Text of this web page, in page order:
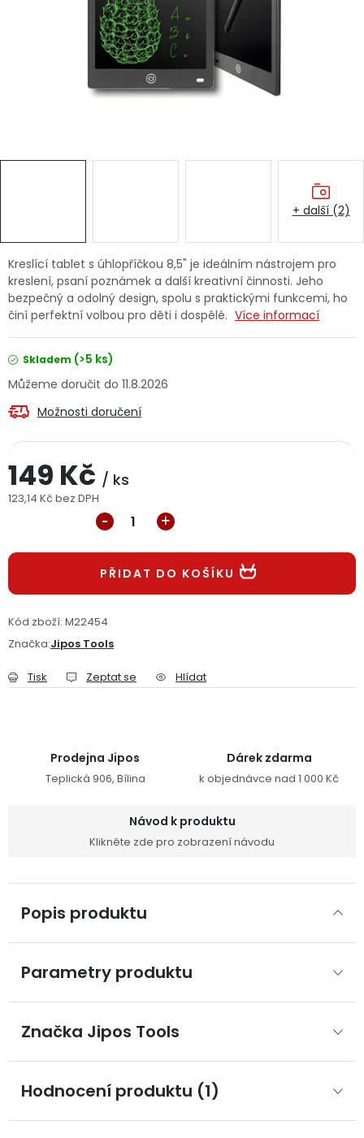
Dětská hřiště
Autodoplňky
Ochranné pomůcky
Výprodej
Značky
Jaký je aktuální stav mé objednávky?
Servis nářadí
Doprava a platba
PODPORA
Obchodní podmínky
Podmínky ochrany osobních údajů
Kreslící tablet s úhlopříčkou 8,5" je ideálním nástrojem pro
kreslení, psaní poznámek a další kreativní činnosti. Jeho
bezpečný a odolný design, spolu s praktickými funkcemi, ho
činí perfektní volbou pro děti i dospělé. Více informací
Skladem (>5 ks)
11.8.2026
Možnosti doručení
149 Kč / ks
123,14 Kč bez DPH
PŘIDAT DO KOŠÍKU
Kód zboží: M22454
Značka:Jipos Tools
Tisk Zeptat se Hlídat
+ další (2)
Prodejna Jipos
Teplická 906, Bílina
Dárek zdarma
k objednávce nad 1 000 Kč
Návod k produktu
Klikněte zde pro zobrazení návodu
Popis produktu
Parametry produktu
Značka Jipos Tools
Hodnocení produktu (1)